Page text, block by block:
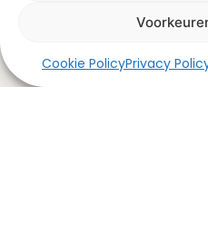
Cookie PolicyPrivacy
om advies